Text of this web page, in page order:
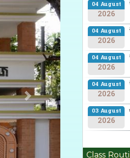
Next
04 August
2026
04 August
2026
04 August
2026
04 August
2026
03 August
2026
Class